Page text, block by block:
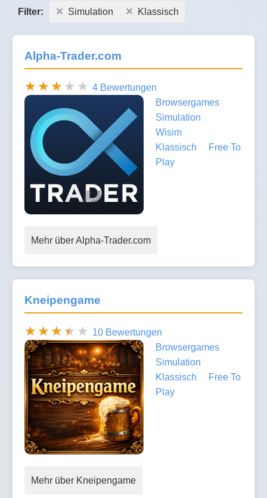
Filter: Simulation Klassisch
Alpha-Trader.com
4 Bewertungen
Browsergames
Simulation
Wisim
Klassisch
Free To
Play
Mehr über Alpha-Trader.com
Kneipengame
10 Bewertungen
Browsergames
Simulation
Klassisch
Free To
Play
Mehr über Kneipengame